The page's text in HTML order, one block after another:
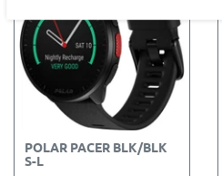
POLAR PACER BLK/BLK
S-L